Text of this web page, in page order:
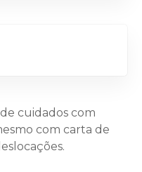
cuidados com
com carta de